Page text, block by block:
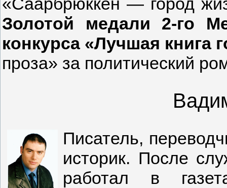
Золотой медали 2-го
конкурса «Лучшая книга
проза» за политический
Писатель,
историк. После
работал в